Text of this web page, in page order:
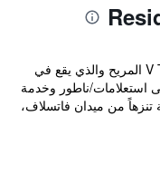
يوفر V Tunich Residence Residence Praha المريح والذي يقع في
استعلامات/ناطور وخدمة
تنزهاً من ميدان فاتسلاف،